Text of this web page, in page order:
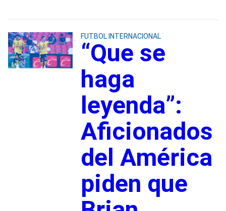
FUTBOL INTERNACIONAL
“Que se
haga
leyenda”:
Aficionados
del América
piden que